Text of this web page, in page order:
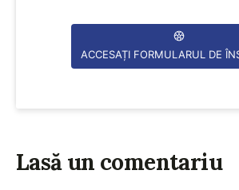
ACCESAȚI FORMULARUL DE
Lasă un comentariu